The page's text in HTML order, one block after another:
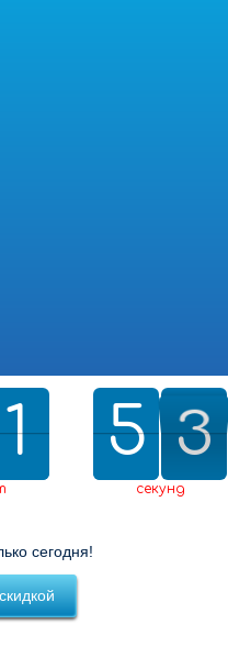
1
1 0
5
5
0 2
1
1
2
секунд
сегодня!